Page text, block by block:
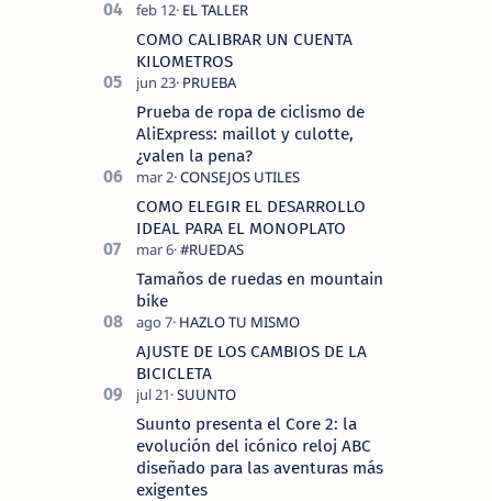
COMO CALIBRAR UN CUENTA
KILOMETROS
Prueba de ropa de ciclismo de
AliExpress: maillot y culotte,
¿valen la pena?
COMO ELEGIR EL DESARROLLO
IDEAL PARA EL MONOPLATO
Tamaños de ruedas en mountain
bike
AJUSTE DE LOS CAMBIOS DE LA
BICICLETA
Suunto presenta el Core 2: la
evolución del icónico reloj ABC
diseñado para las aventuras más
exigentes